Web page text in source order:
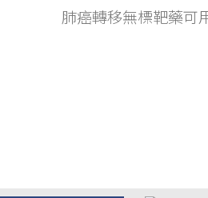
肺癌轉移無標靶藥可